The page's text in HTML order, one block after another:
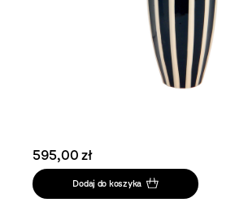
595,00 zł
Dodaj do koszyka